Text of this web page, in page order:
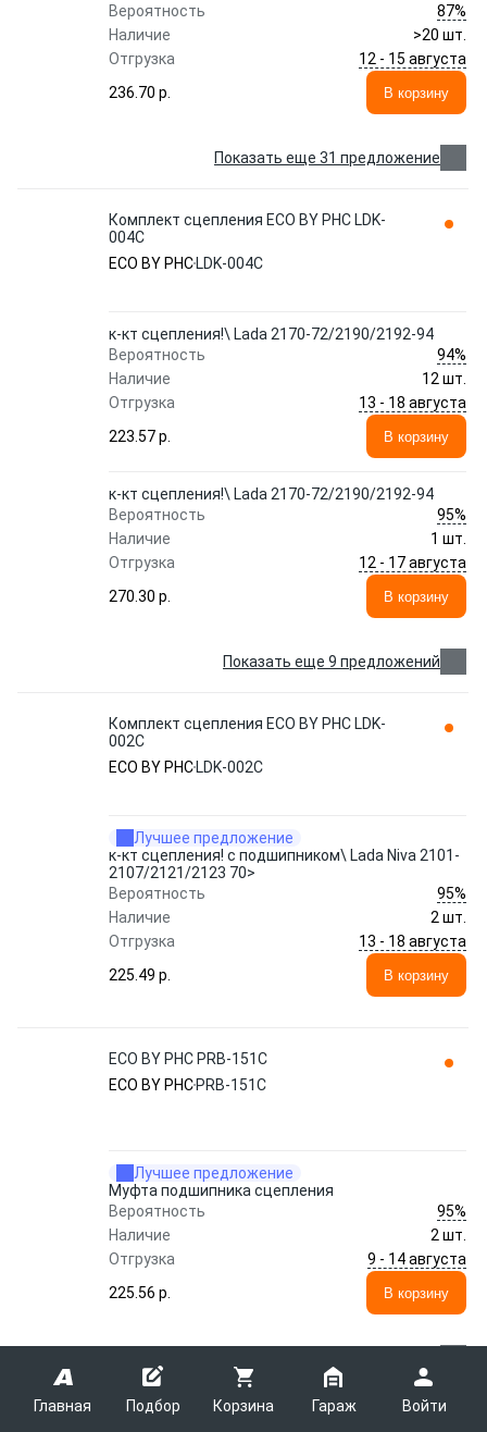
Главная Подбор Корзина Гараж Войти
Вероятность
87%
Наличие
>20 шт.
Отгрузка
12 - 15 августа
236.70 p.
В корзину
Показать еще 31 предложение
Комплект сцепления ECO BY PHC LDK-
004C
ECO BY PHC LDK-004C
к-кт сцепления!\ Lada 2170-72/2190/2192-94
Вероятность
94%
Наличие
12 шт.
Отгрузка
13 - 18 августа
223.57 p.
В корзину
к-кт сцепления!\ Lada 2170-72/2190/2192-94
Вероятность
95%
Наличие
1 шт.
Отгрузка
12 - 17 августа
270.30 p.
В корзину
Показать еще 9 предложений
Комплект сцепления ECO BY PHC LDK-
002C
ECO BY PHC LDK-002C
Лучшее предложение
к-кт сцепления! с подшипником\ Lada Niva 2101-
2107/2121/2123 70>
Вероятность
95%
Наличие
2 шт.
Отгрузка
13 - 18 августа
225.49 p.
В корзину
ECO BY PHC PRB-151C
ECO BY PHC PRB-151C
Лучшее предложение
Муфта подшипника сцепления
Вероятность
95%
Наличие
2 шт.
Отгрузка
9 - 14 августа
225.56 p.
В корзину
1 3 4 5 ...